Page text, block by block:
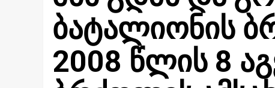
ბატალიონის
2008 წლის 8